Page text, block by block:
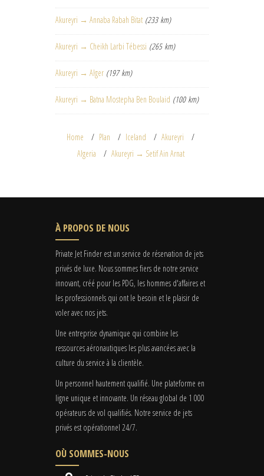
Akureyri → Annaba Rabah Bitat (233 km)
Akureyri → Cheikh Larbi Tébessi (265 km)
Akureyri → Alger (197 km)
Akureyri → Batna Mostepha Ben Boulaid (100 km)
Home Plan Iceland
Akureyri
Algeria
Akureyri → Setif Ain Arnat
À PROPOS DE NOUS
Private Jet Finder est un service de réservation de jets
privés de luxe. Nous sommes fiers de notre service
innovant, créé pour les PDG, les hommes d'affaires et
les professionnels qui ont le besoin et le plaisir de
voler avec nos jets.
Une entreprise dynamique qui combine les
ressources aéronautiques les plus avancées avec la
culture du service à la clientèle.
Un personnel hautement qualifié. Une plateforme en
ligne unique et innovante. Un réseau global de 1 000
opérateurs de vol qualifiés. Notre service de jets
privés est opérationnel 24/7.
OÙ SOMMES-NOUS